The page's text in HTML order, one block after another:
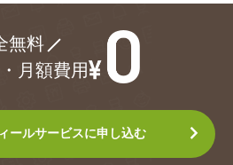
無料
月額費用
ールサービスに申し込む